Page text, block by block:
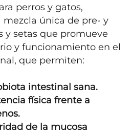
perros y gatos,
única de pre- y
y setas que promueve
y funcionamiento en el
que permiten:
intestinal sana.
física frente a
de la mucosa